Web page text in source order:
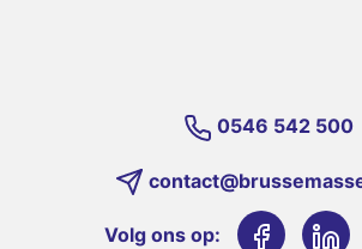
0546 542 500
Volg ons op: